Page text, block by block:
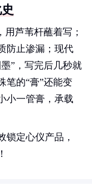
芦苇杆蘸着写；
防止渗漏；现代
”，写完后几秒就
笔的“膏”还能变
小一管膏，承载
锁定心仪产品，